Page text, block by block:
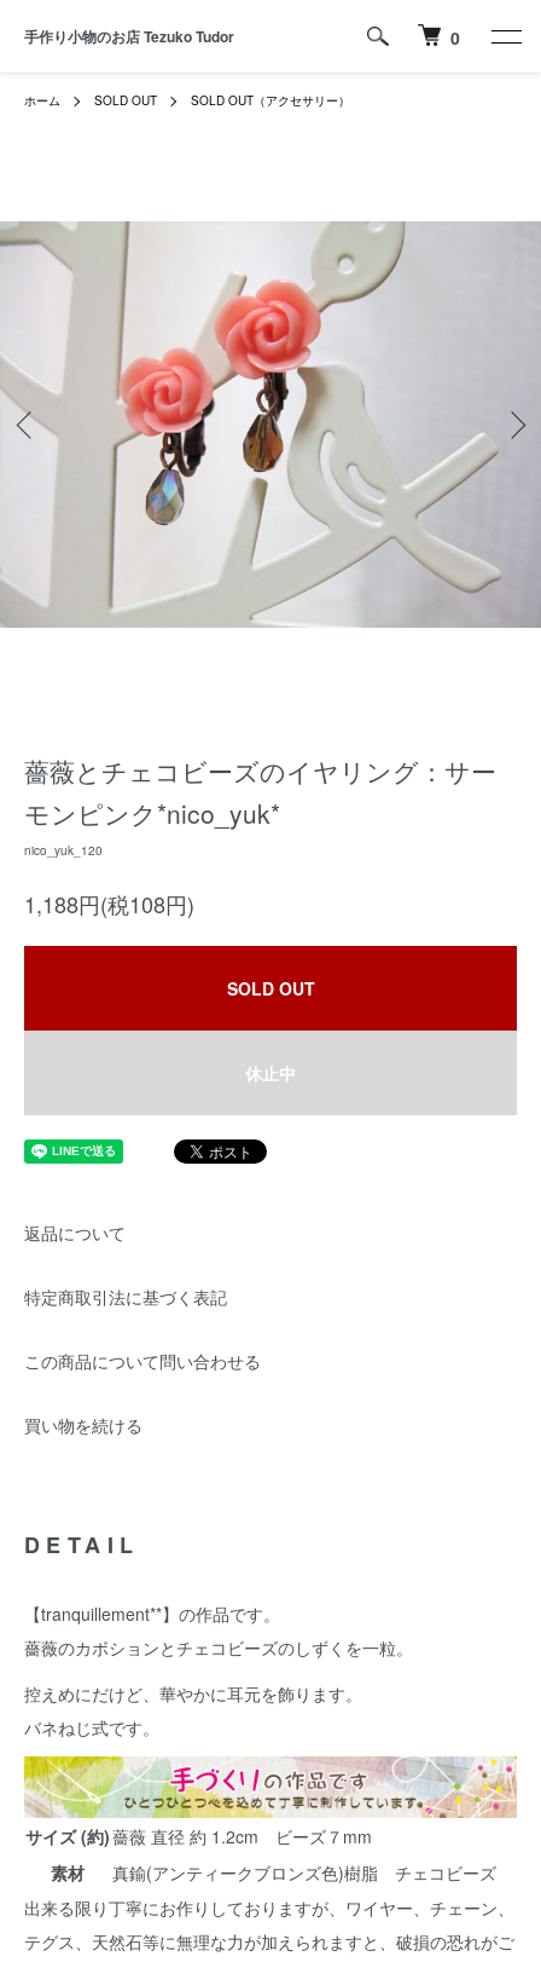
手作り小物のお店 Tezuko Tudor 0
ホーム SOLD OUT SOLD OUT（アクセサリー）
薔薇とチェコビーズのイヤリング：サー
モンピンク*nico_yuk*
nico_yuk_120
1,188円(税108円)
SOLD OUT
休止中
返品について
特定商取引法に基づく表記
この商品について問い合わせる
買い物を続ける
DETAIL
【tranquillement**】の作品です。
薔薇のカボションとチェコビーズのしずくを一粒。
控えめにだけど、華やかに耳元を飾ります。
バネねじ式です。
サイズ (約)薔薇 直径 約 1.2cm ビーズ７mm
素材
真鍮(アンティークブロンズ色)樹脂 チェコビーズ
出来る限り丁寧にお作りしておりますが、ワイヤー、チェーン、
テグス、天然石等に無理な力が加えられますと、破損の恐れがご